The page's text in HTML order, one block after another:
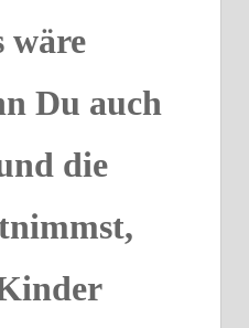
wäre
Du auch
die